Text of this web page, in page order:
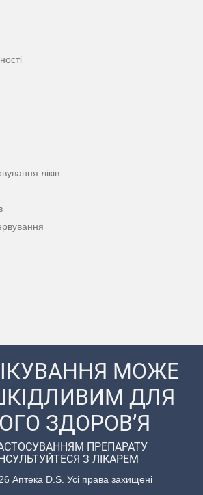
ліків
МОЖЕ
ДЛЯ
ЗДОРОВ’Я
ПРЕПАРАТУ
З ЛІКАРЕМ
Аптека D.S. Усі права захищені